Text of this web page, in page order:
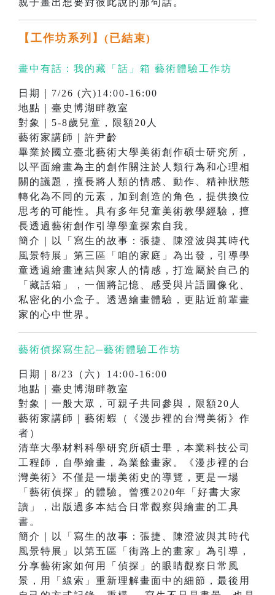
親子畫出想要對彼此說的那句話。
【工作坊系列】 (已結束)
畫中有話：我的藏「話」箱 藝術體驗工作坊
日期｜7/26 (六)14:00-16:00
地點｜臺史博湖畔教室
對象｜5-8歲兒童，限額20人
藝術家講師｜許尹齡
畢業於國立臺北藝術大學美術創作碩士研究所，
以平面繪畫為主的創作關注於人類行為和心理相
關的議題，擅長將人類的情感、動作、精神狀態
轉化為不同的元素，加到創造的角色，提供換位
思考的可能性。具有多年兒童美術教學經驗，擅
長透過藝術創作引導學童探索自我。
簡介｜以「寫生的故事：張捷、陳澄波與其時代
風景特展」第三區「咱的家庭」為出發，引導學
童透過繪畫連結與家人的情感，打造屬於自己的
「藏話箱」，一個將記憶、感受與片語圖像化、
私密化的小盒子。透過繪畫體驗，更貼近前輩畫
家的心中世界。
藝術偵探寫生記─藝術體驗工作坊
日期｜8/23（六）14:00-16:00
地點｜臺史博湖畔教室
對象｜一般大眾，可親子共同參與，限額20人
藝術家講師｜藝術蝦（《漫步裡的台灣美術》作
者）
清華大學材料科學研究所碩士畢，本業科技公司
工程師，自學繪畫，為業餘畫家。《漫步裡的台
灣美術》不僅是一場美術史的導覽，更是一場
「藝術偵探」的體驗。曾獲2020年「好書大家
讀」，出版過多本結合日常觀察與繪畫的工具
書。
簡介｜以「寫生的故事：張捷、陳澄波與其時代
風景特展」以第五區「街路上的畫家」為引導，
分享藝術家如何用「偵探」的眼睛觀察日常風
景，用「線索」重新理解畫面中的細節，最後用